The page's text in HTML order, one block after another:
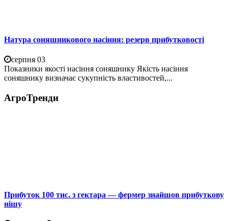
Натура соняшникового насіння: резерв прибутковості
серпня 03
Показники якості насіння соняшнику Якість насіння
соняшнику визначає сукупність властивостей,...
АгроТренди
Прибуток 100 тис. з гектара — фермер знайшов прибуткову
нішу